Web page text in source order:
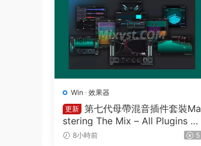
Win · 效果器
更新 第七代母帶混音插件套裝Ma
stering The Mix – All Plugins B
undle v2026.08.03 STANDALO
8小時前 5